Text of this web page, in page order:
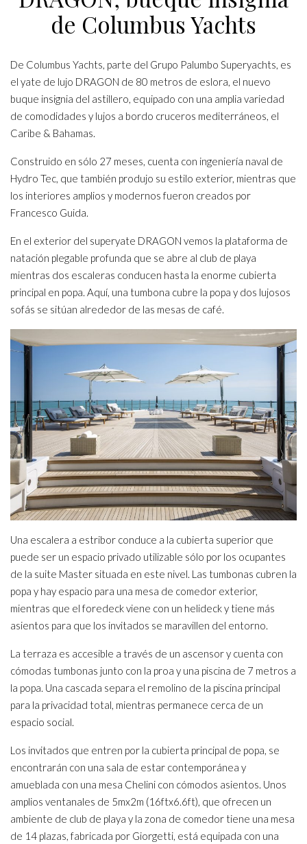
de Columbus Yachts
De Columbus Yachts, parte del Grupo Palumbo Superyachts, es
el yate de lujo DRAGON de 80 metros de eslora, el nuevo
buque insignia del astillero, equipado con una amplia variedad
de comodidades y lujos a bordo cruceros mediterráneos, el
Caribe & Bahamas.
Construido en sólo 27 meses, cuenta con ingeniería naval de
Hydro Tec, que también produjo su estilo exterior, mientras que
los interiores amplios y modernos fueron creados por
Francesco Guida.
En el exterior del superyate DRAGON vemos la plataforma de
natación plegable profunda que se abre al club de playa
mientras dos escaleras conducen hasta la enorme cubierta
principal en popa. Aquí, una tumbona cubre la popa y dos lujosos
sofás se sitúan alrededor de las mesas de café.
Una escalera a estribor conduce a la cubierta superior que
puede ser un espacio privado utilizable sólo por los ocupantes
de la suite Master situada en este nivel. Las tumbonas cubren la
popa y hay espacio para una mesa de comedor exterior,
mientras que el foredeck viene con un helideck y tiene más
asientos para que los invitados se maravillen del entorno.
La terraza es accesible a través de un ascensor y cuenta con
cómodas tumbonas junto con la proa y una piscina de 7 metros a
la popa. Una cascada separa el remolino de la piscina principal
para la privacidad total, mientras permanece cerca de un
espacio social.
Los invitados que entren por la cubierta principal de popa, se
encontrarán con una sala de estar contemporánea y
amueblada con una mesa Chelini con cómodos asientos. Unos
amplios ventanales de 5mx2m (16ftx6.6ft), que ofrecen un
ambiente de club de playa y la zona de comedor tiene una mesa
de 14 plazas, fabricada por Giorgetti, está equipada con una